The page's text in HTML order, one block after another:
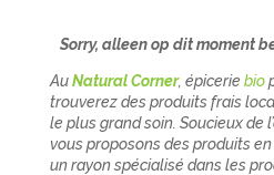
Sorry, alleen op dit moment
AuNatural Corner, épicerie bio
trouverez des produits frais
le plus grand soin. Soucieux de
vous proposons des produits
un rayon spécialisé dans les